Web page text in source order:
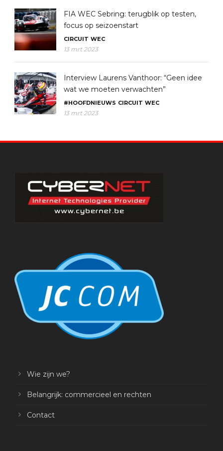
FIA WEC Sebring: terugblik op testen,
focus op seizoenstart
CIRCUIT WEC
13 mrt 2023
Interview Laurens Vanthoor: “Geen idee
wat we moeten verwachten”
#HOOFDNIEUWS CIRCUIT WEC
13 mrt 2023
Wie zijn we?
Belangrijk: commercieel en rechten
Contact